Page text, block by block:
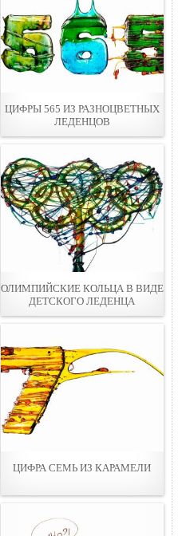
ЦИФРЫ 565 ИЗ РАЗНОЦВЕТНЫХ
ЛЕДЕНЦОВ
ОЛИМПИЙСКИЕ КОЛЬЦА В ВИДЕ
ДЕТСКОГО ЛЕДЕНЦА
ЦИФРА СЕМЬ ИЗ КАРАМЕЛИ